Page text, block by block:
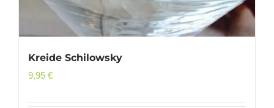
Kreide Schilowsky
9,95 €